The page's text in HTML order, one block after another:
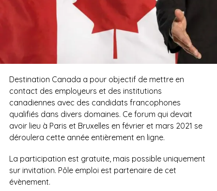
Destination Canada a pour objectif de mettre en
contact des employeurs et des institutions
canadiennes avec des candidats francophones
qualifiés dans divers domaines. Ce forum qui devait
avoir lieu à Paris et Bruxelles en février et mars 2021 se
déroulera cette année entièrement en ligne.
La participation est gratuite, mais possible uniquement
sur invitation. Pôle emploi est partenaire de cet
évènement.